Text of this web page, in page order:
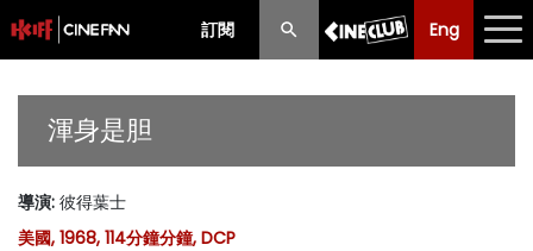
訂閱 Eng
Eng 中文
節目
渾身是胆
導演: 彼得葉士
美國, 1968, 114分鐘分鐘, DCP